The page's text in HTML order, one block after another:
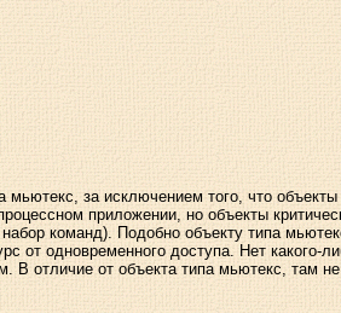
за исключением того, что объекты
приложении, но объекты
команд). Подобно объекту типа
одновременного доступа. Нет какого-
В отличие от объекта типа мьютекс, там